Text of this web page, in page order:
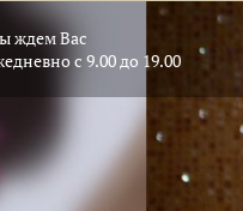
ждем Вас
с 9.00 до 19.00